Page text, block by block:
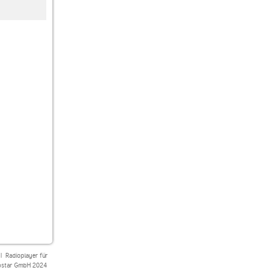
Radioplayer für
GmbH 2024